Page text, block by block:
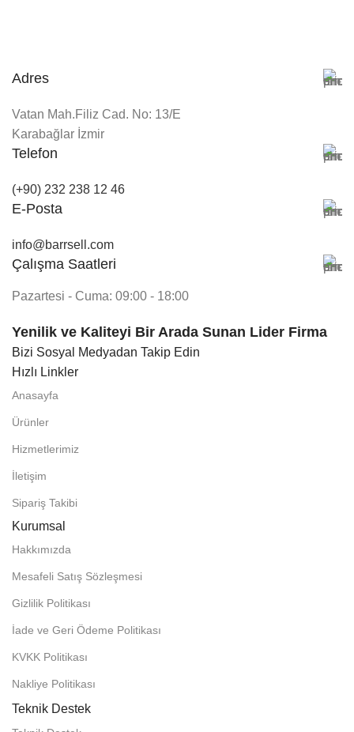
Adres
Vatan Mah.Filiz Cad. No: 13/E
Karabağlar İzmir
Telefon
(+90) 232 238 12 46
E-Posta
info@barrsell.com
Çalışma Saatleri
Pazartesi - Cuma: 09:00 - 18:00
Yenilik ve Kaliteyi Bir Arada Sunan Lider Firma
Bizi Sosyal Medyadan Takip Edin
Hızlı Linkler
Anasayfa
Ürünler
Hizmetlerimiz
İletişim
Sipariş Takibi
Kurumsal
Hakkımızda
Mesafeli Satış Sözleşmesi
Gizlilik Politikası
İade ve Geri Ödeme Politikası
KVKK Politikası
Nakliye Politikası
Teknik Destek